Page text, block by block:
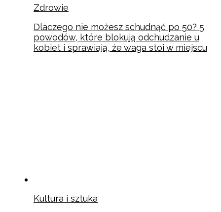
Zdrowie
Dlaczego nie możesz schudnąć po 50? 5
powodów, które blokują odchudzanie u
kobiet i sprawiają, że waga stoi w miejscu
Kultura i sztuka